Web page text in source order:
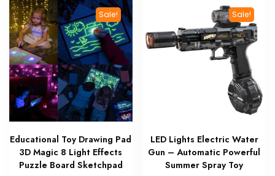
Sale!
Educational Toy Drawing Pad
3D Magic 8 Light Effects
Puzzle Board Sketchpad
Sale!
LED Lights Electric Water
Gun – Automatic Powerful
Summer Spray Toy